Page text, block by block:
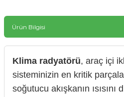
Ürün Bilgisi
Klima radyatörü, araç içi
sisteminizin en kritik
soğutucu akışkanın ısısını